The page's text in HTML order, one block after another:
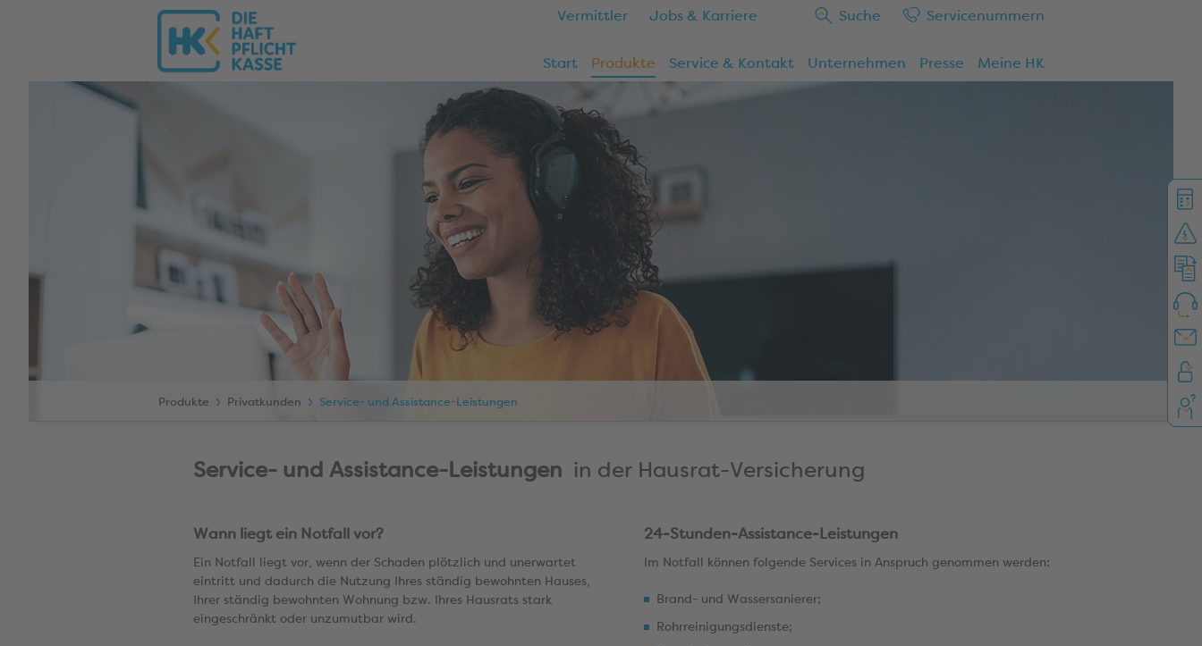
Vermittler Jobs & Karriere Suche Servicenummern
Start Produkte Service & Kontakt Unternehmen Presse Meine HK
Produkte Privatkunden Service- und Assistance-Leistungen
Service- und Assistance-Leistungen in der Hausrat-Versicherung
Wann liegt ein Notfall vor?
Ein Notfall liegt vor, wenn der Schaden plötzlich und unerwartet
eintritt und dadurch die Nutzung Ihres ständig bewohnten Hauses,
Ihrer ständig bewohnten Wohnung bzw. Ihres Hausrats stark
eingeschränkt oder unzumutbar wird.
24-Stunden-Assistance-Leistungen
Im Notfall können folgende Services in Anspruch genommen werden:
Brand- und Wassersanierer;
Rohrreinigungsdienste;